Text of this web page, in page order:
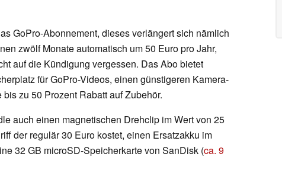
GoPro-Abonnement, dieses verlängert sich nämlich
zwölf Monate automatisch um 50 Euro pro Jahr,
auf die Kündigung vergessen. Das Abo bietet
für GoPro-Videos, einen günstigeren Kamera-
zu 50 Prozent Rabatt auf Zubehör.
auch einen magnetischen Drehclip im Wert von 25
der regulär 30 Euro kostet, einen Ersatzakku im
32 GB microSD-Speicherkarte von SanDisk (ca. 9